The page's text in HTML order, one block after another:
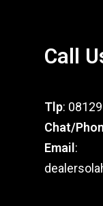
Call
Tlp:
Chat/
Email :